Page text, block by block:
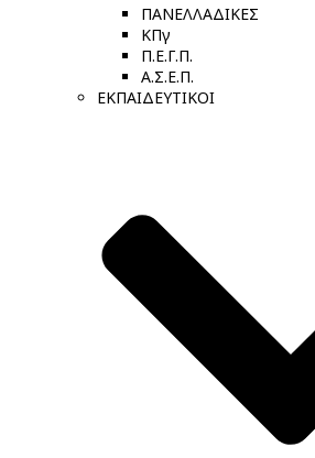
ΠΑΝΕΛΛΑΔΙΚΕΣ
ΚΠγ
Π.Ε.Γ.Π.
Α.Σ.Ε.Π.
ΕΚΠΑΙΔΕΥΤΙΚΟΙ